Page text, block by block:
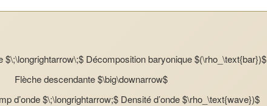
$\;\longrightarrow\;$ Décomposition baryonique $(\rho_\text{bar})$
Flèche descendante $\big\downarrow$
d’onde $\;\longrightarrow;$ Densité d’onde $\rho_\text{wave})$